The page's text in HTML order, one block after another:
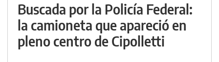
Buscada por la Policía Federal:
la camioneta que apareció en
pleno centro de Cipolletti